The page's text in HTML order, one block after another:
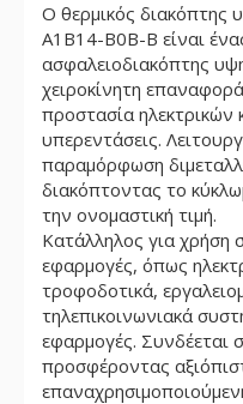
Ο θερμικός διακόπτης
A1B14-B0B-B είναι
ασφαλειοδιακόπτης
χειροκίνητη
προστασία
υπερεντάσεις.
παραμόρφωση
διακόπτοντας το
την ονομαστική τιμή.
Κατάλληλος για χρήση
εφαρμογές, όπως
τροφοδοτικά,
τηλεπικοινωνιακά
εφαρμογές. Συνδέεται
προσφέροντας